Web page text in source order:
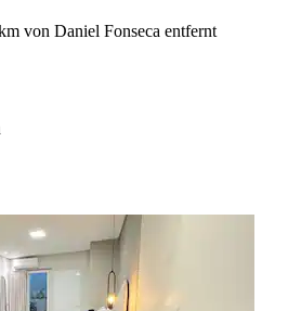
von Daniel Fonseca entfernt